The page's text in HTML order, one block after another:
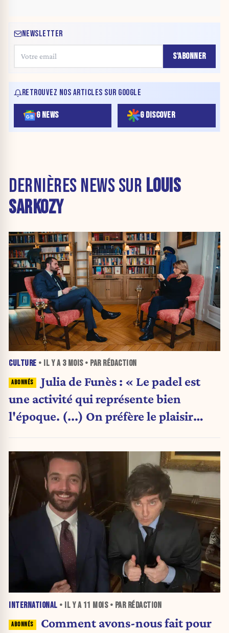
NEWSLETTER
S'ABONNER
RETROUVEZ NOS ARTICLES SUR GOOGLE
G NEWS G DISCOVER
DERNIÈRES NEWS SUR LOUIS
SARKOZY
CULTURE • IL Y A 3 MOIS• PAR RÉDACTION
Julia de Funès : « Le padel est
une activité qui représente bien
l'époque. (...) On préfère le plaisir
INTERNATIONAL • IL Y A 11 MOIS• PAR RÉDACTION
Comment avons-nous fait pour